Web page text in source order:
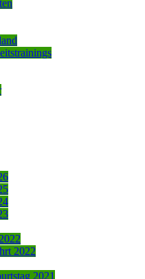
2022
2021